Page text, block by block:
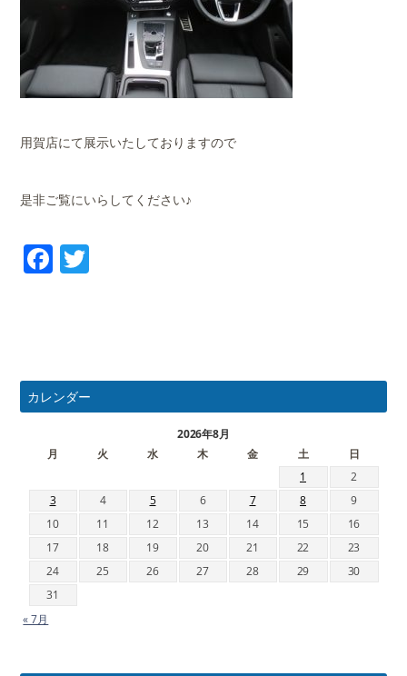
用賀店にて展示いたしておりますので
是非ご覧にいらしてください♪
Facebook
カレンダー
2026年8月
月
火 水 木 金 土
日
1
2
3
4 5 6 7 8
9
10
11 12 13 14 15
16
17
18 19 20 21 22
23
24
25 26 27 28 29
30
31
« 7月